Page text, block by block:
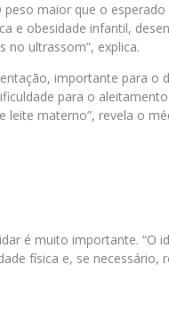
maior que o
e obesidade infantil,
no ultrassom”, explica.
importante para o
para o
leite materno”, revela o
é muito importante. “O
física e, se necessário,